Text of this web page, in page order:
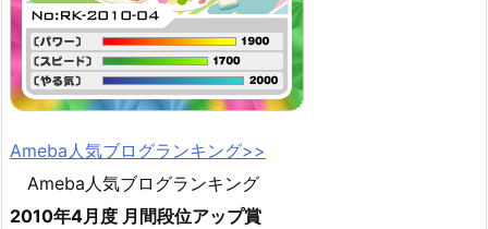
Ameba人気ブログランキング>>
Ameba人気ブログランキング
2010年4月度 月間段位アップ賞